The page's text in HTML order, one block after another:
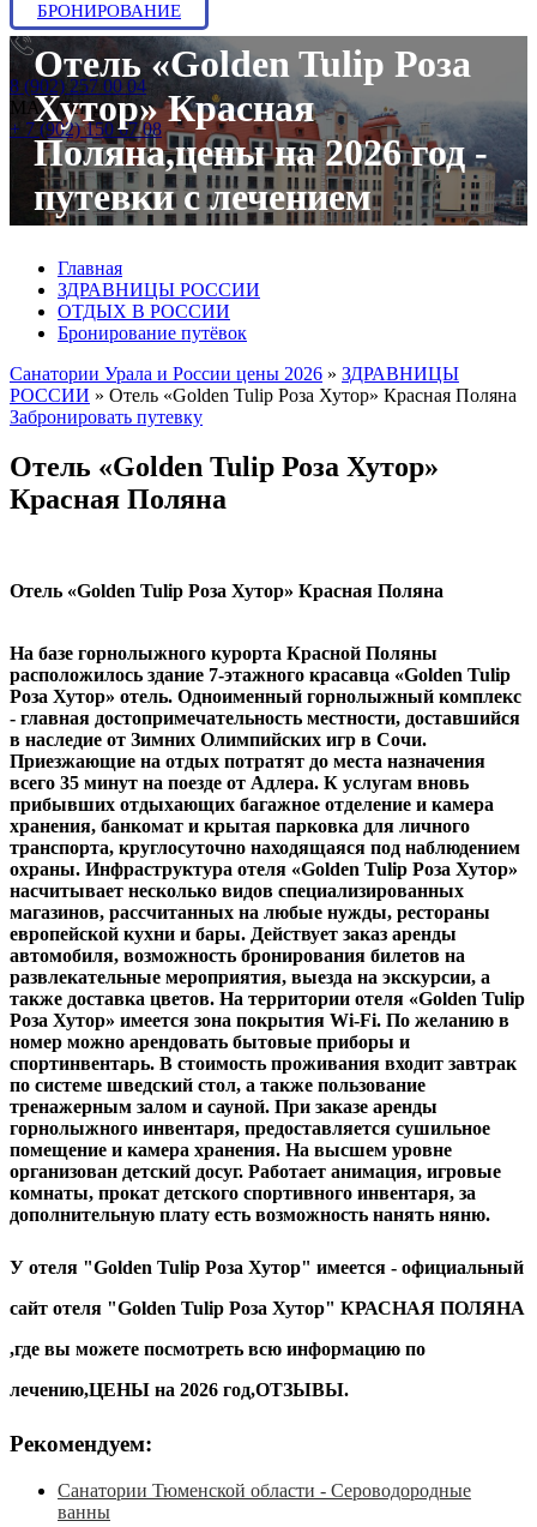
БРОНИРОВАНИЕ
8 (902) 257 00 04
МАХ/Telegram:
+ 7 (902) 150 67 08
Отель «Golden Tulip Роза
Хутор» Красная
Поляна,цены на 2026 год -
путевки с лечением
Главная
ЗДРАВНИЦЫ РОССИИ
ОТДЫХ В РОССИИ
Бронирование путёвок
Санатории Урала и России цены 2026 » ЗДРАВНИЦЫ
РОССИИ » Отель «Golden Tulip Роза Хутор» Красная Поляна
Забронировать путевку
Отель «Golden Tulip Роза Хутор»
Красная Поляна
Отель «Golden Tulip Роза Хутор» Красная Поляна
На базе горнолыжного курорта Красной Поляны
расположилось здание 7-этажного красавца «Golden Tulip
Роза Хутор» отель. Одноименный горнолыжный комплекс
- главная достопримечательность местности, доставшийся
в наследие от Зимних Олимпийских игр в Сочи.
Приезжающие на отдых потратят до места назначения
всего 35 минут на поезде от Адлера. К услугам вновь
прибывших отдыхающих багажное отделение и камера
хранения, банкомат и крытая парковка для личного
транспорта, круглосуточно находящаяся под наблюдением
охраны. Инфраструктура отеля «Golden Tulip Роза Хутор»
насчитывает несколько видов специализированных
магазинов, рассчитанных на любые нужды, рестораны
европейской кухни и бары. Действует заказ аренды
автомобиля, возможность бронирования билетов на
развлекательные мероприятия, выезда на экскурсии, а
также доставка цветов. На территории отеля «Golden Tulip
Роза Хутор» имеется зона покрытия Wi-Fi. По желанию в
номер можно арендовать бытовые приборы и
спортинвентарь. В стоимость проживания входит завтрак
по системе шведский стол, а также пользование
тренажерным залом и сауной. При заказе аренды
горнолыжного инвентаря, предоставляется сушильное
помещение и камера хранения. На высшем уровне
организован детский досуг. Работает анимация, игровые
комнаты, прокат детского спортивного инвентаря, за
дополнительную плату есть возможность нанять няню.
У отеля "Golden Tulip Роза Хутор" имеется - официальный
сайт отеля "Golden Tulip Роза Хутор" КРАСНАЯ ПОЛЯНА
,где вы можете посмотреть всю информацию по
лечению,ЦЕНЫ на 2026 год,ОТЗЫВЫ.
Рекомендуем:
Санатории Тюменской области - Сероводородные
ванны